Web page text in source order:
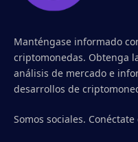
Manténgase informado
criptomonedas. Obtenga
análisis de mercado e
desarrollos de
Somos sociales.